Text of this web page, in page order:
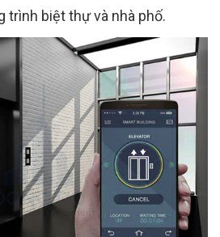
trình biệt thự và nhà phố.